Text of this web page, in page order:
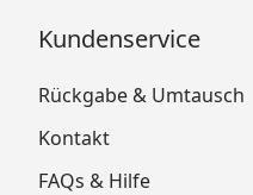
Kundenservice
Rückgabe & Umtausch
Kontakt
FAQs & Hilfe